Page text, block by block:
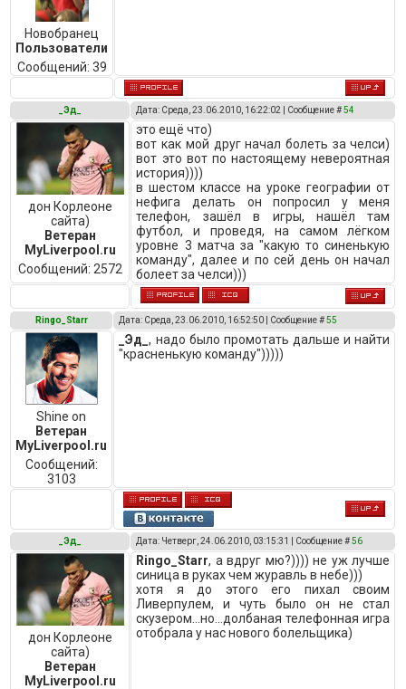
Новобранец
Пользователи
Сообщений: 39
_Эд_ Дата: Среда, 23.06.2010, 16:22:02 | Сообщение #54
дон Корлеоне
сайта)
Ветеран
MyLiverpool.ru
Сообщений: 2572
это ещё что)
вот как мой друг начал болеть за челси)
вот это вот по настоящему невероятная
история))))
в шестом классе на уроке географии от
нефига делать он попросил у меня
телефон, зашёл в игры, нашёл там
футбол, и проведя, на самом лёгком
уровне 3 матча за "какую то синенькую
команду", далее и по сей день он начал
болеет за челси)))
Ringo_Starr Дата: Среда, 23.06.2010, 16:52:50 | Сообщение #55
Shine on
Ветеран
MyLiverpool.ru
Сообщений:
3103
_Эд_, надо было промотать дальше и найти
"красненькую команду")))))
_Эд_ Дата: Четверг, 24.06.2010, 03:15:31 | Сообщение #56
дон Корлеоне
сайта)
Ветеран
MyLiverpool.ru
Ringo_Starr, а вдруг мю?)))) не уж лучше
синица в руках чем журавль в небе)))
хотя я до этого его пихал своим
Ливерпулем, и чуть было он не стал
скузером...но...долбаная телефонная игра
отобрала у нас нового болельщика)